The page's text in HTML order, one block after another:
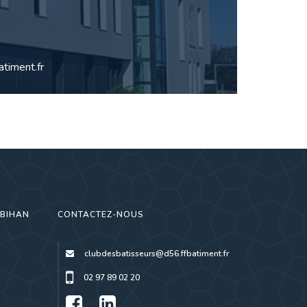
CONTACTEZ-NOUS
clubdesbatisseurs@d56.ffbatiment.fr
02 97 89 02 20